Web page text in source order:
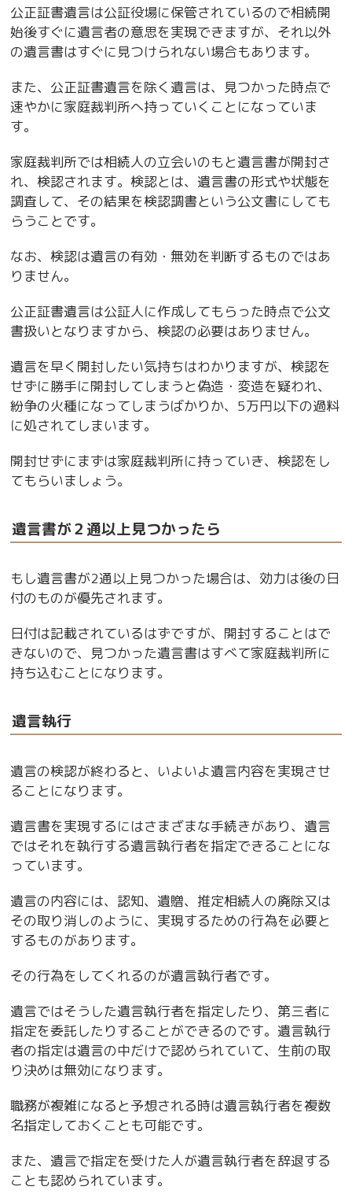
公正証書遺言は公証役場に保管されているので相続開
始後すぐに遺言者の意思を実現できますが、それ以外
の遺言書はすぐに見つけられない場合もあります。
また、公正証書遺言を除く遺言は、見つかった時点で
速やかに家庭裁判所へ持っていくことになっていま
す。
家庭裁判所では相続人の立会いのもと遺言書が開封さ
れ、検認されます。検認とは、遺言書の形式や状態を
調査して、その結果を検認調書という公文書にしても
らうことです。
なお、検認は遺言の有効・無効を判断するものではあ
りません。
公正証書遺言は公証人に作成してもらった時点で公文
書扱いとなりますから、検認の必要はありません。
遺言を早く開封したい気持ちはわかりますが、検認を
せずに勝手に開封してしまうと偽造・変造を疑われ、
紛争の火種になってしまうばかりか、5万円以下の過料
に処されてしまいます。
開封せずにまずは家庭裁判所に持っていき、検認をし
てもらいましょう。
遺言書が２通以上見つかったら
もし遺言書が2通以上見つかった場合は、効力は後の日
付のものが優先されます。
日付は記載されているはずですが、開封することはで
きないので、見つかった遺言書はすべて家庭裁判所に
持ち込むことになります。
遺言執行
遺言の検認が終わると、いよいよ遺言内容を実現させ
ることになります。
遺言書を実現するにはさまざまな手続きがあり、遺言
ではそれを執行する遺言執行者を指定できることにな
っています。
遺言の内容には、認知、遺贈、推定相続人の廃除又は
その取り消しのように、実現するための行為を必要と
するものがあります。
その行為をしてくれるのが遺言執行者です。
遺言ではそうした遺言執行者を指定したり、第三者に
指定を委託したりすることができるのです。遺言執行
者の指定は遺言の中だけで認められていて、生前の取
り決めは無効になります。
職務が複雑になると予想される時は遺言執行者を複数
名指定しておくことも可能です。
また、遺言で指定を受けた人が遺言執行者を辞退する
ことも認められています。